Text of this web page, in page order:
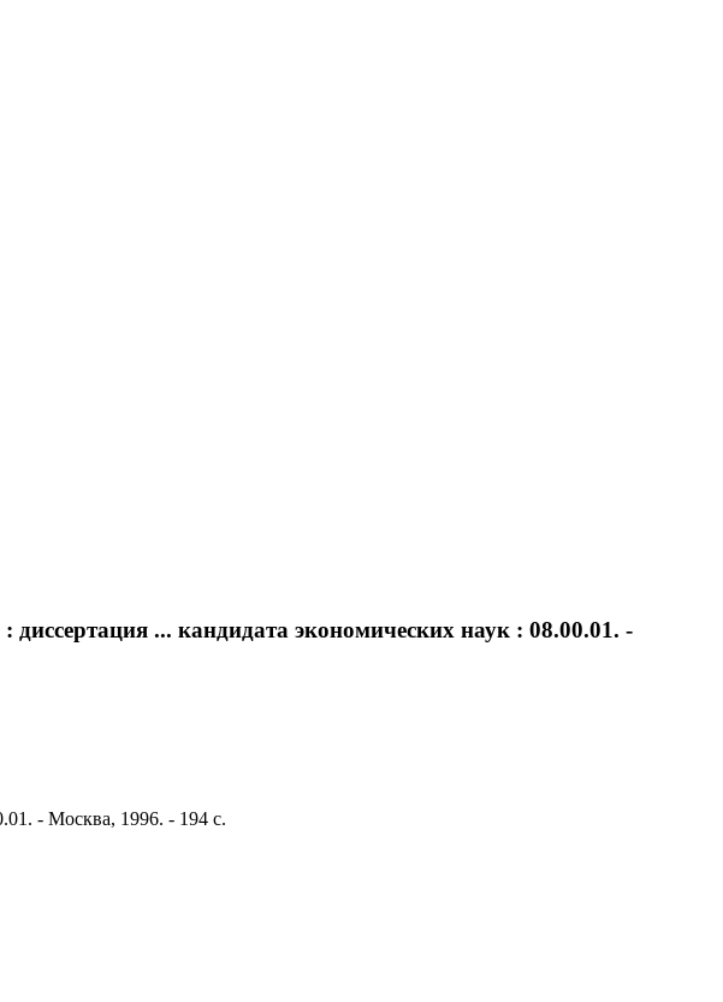
... кандидата экономических наук : 08.00.01. -
- Москва, 1996. - 194 с.